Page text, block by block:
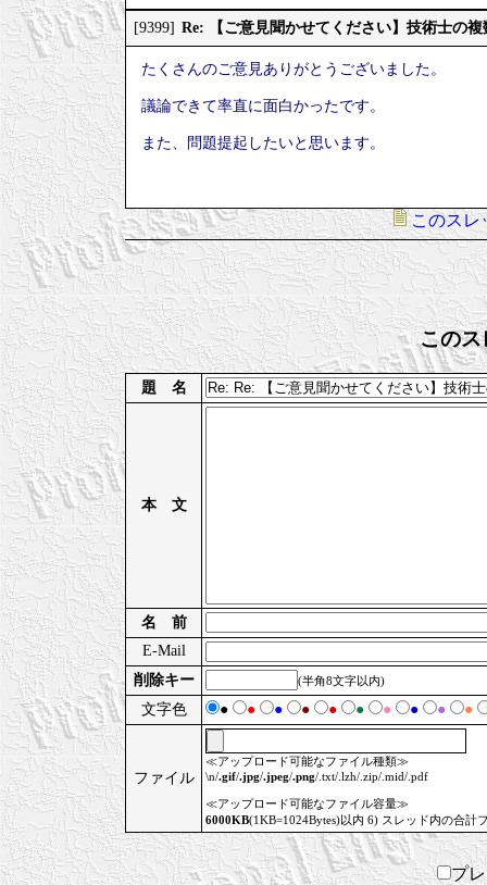
[9399] Re: 【ご意見聞かせてください】技術士の
たくさんのご意見ありがとうございました。
議論できて率直に面白かったです。
また、問題提起したいと思います。
このスレ
このス
題 名
本 文
名 前
E-Mail
削除キー
(半角8文字以内)
文字色 ● ● ● ● ● ● ● ● ● ●
ファイル
≪アップロード可能なファイル種類≫
\n/.gif/.jpg/.jpeg/.png/.txt/.lzh/.zip/.mid/.pdf
≪アップロード可能なファイル容量≫
6000KB(1KB=1024Bytes)以内 6) スレッド内の合計
プ